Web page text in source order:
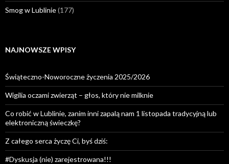
Smog w Lublinie(177)
NAJNOWSZE WPISY
Świąteczno-Noworoczne życzenia 2025/2026
Wigilia oczami zwierząt – głos, który nie milknie
Co robić w Lublinie, zanim inni zapalą nam 1 listopada tradycyjną lub
elektroniczną świeczkę?
Z całego serca życzę Ci, byś dziś:
#Dyskusja (nie) zarejestrowana!!!